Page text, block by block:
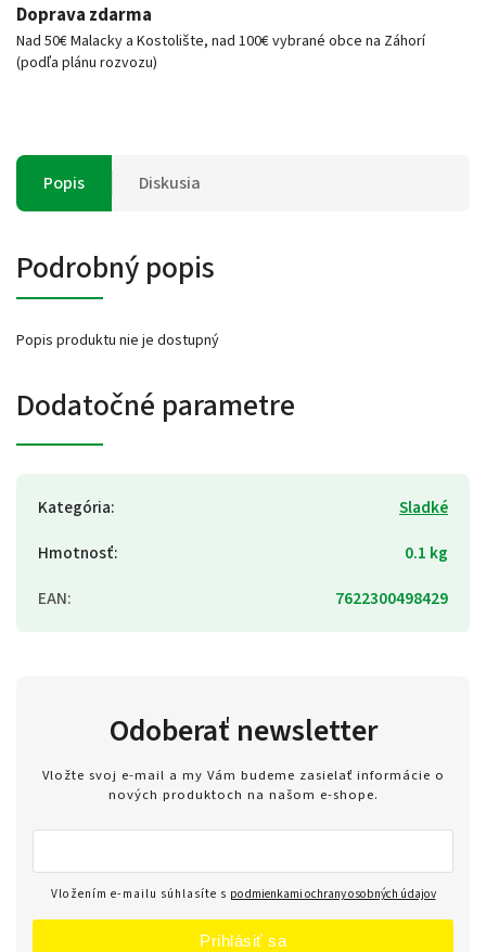
Doprava zdarma
Nad 50€ Malacky a Kostolište, nad 100€ vybrané obce na Záhorí
(podľa plánu rozvozu)
Popis Diskusia
Podrobný popis
Popis produktu nie je dostupný
Dodatočné parametre
Kategória:
Sladké
Hmotnosť:
0.1 kg
EAN: 7622300498429
Odoberať newsletter
Vložte svoj e-mail a my Vám budeme zasielať informácie o
nových produktoch na našom e-shope.
Vložením e-mailu súhlasíte s podmienkami ochrany osobných údajov
Prihlásiť sa